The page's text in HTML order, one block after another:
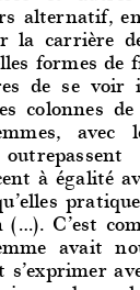
alternatif,
la carrière
formes
de se voir
colonnes
avec
à égalité
C’est
avait